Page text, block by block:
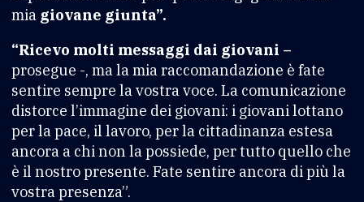
mia giovane giunta”.
“Ricevo molti messaggi dai giovani –
prosegue -, ma la mia raccomandazione è fate
sentire sempre la vostra voce. La comunicazione
distorce l’immagine dei giovani: i giovani lottano
per la pace, il lavoro, per la cittadinanza estesa
ancora a chi non la possiede, per tutto quello che
è il nostro presente. Fate sentire ancora di più la
vostra presenza”.